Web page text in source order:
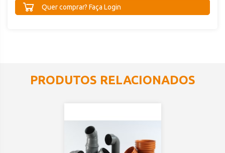
Quer comprar? Faça Login
PRODUTOS RELACIONADOS